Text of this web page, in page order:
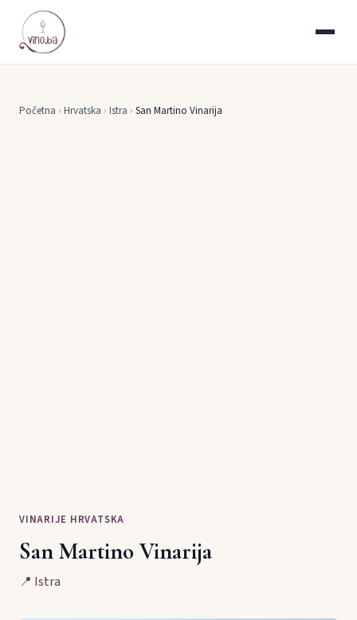
Početna › Hrvatska › Istra › San Martino Vinarija
VINARIJE HRVATSKA
San Martino Vinarija
📍 Istra